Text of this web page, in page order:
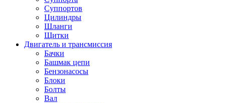
Суппортов
Цилиндры
Шланги
Щитки
Двигатель и трансмиссия
Бачки
Башмак цепи
Бензонасосы
Блоки
Болты
Вал